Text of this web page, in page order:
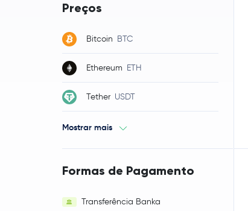
Preços
Bitcoin BTC
Ethereum ETH
Tether USDT
Mostrar mais
Formas de Pagamento
Transferência Banka